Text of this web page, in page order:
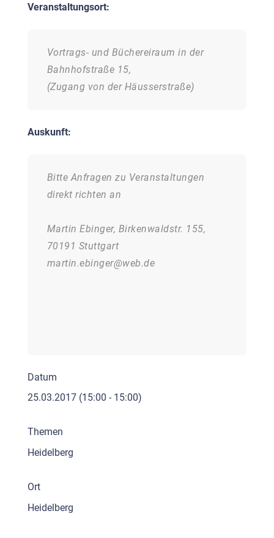
Veranstaltungsort:
Vortrags- und Büchereiraum in der
Bahnhofstraße 15,
(Zugang von der Häusserstraße)
Auskunft:
Bitte Anfragen zu Veranstaltungen
direkt richten an
Martin Ebinger, Birkenwaldstr. 155,
70191 Stuttgart
martin.ebinger@web.de
Datum
25.03.2017 (15:00 - 15:00)
Themen
Heidelberg
Ort
Heidelberg